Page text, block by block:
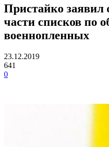
Пристайко заявил
части списков по
военнопленных
23.12.2019
641
0